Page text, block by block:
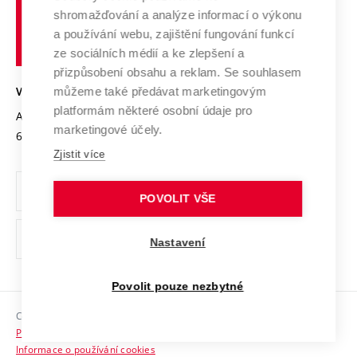
Výzkumné infrastruktury
Transfer znalostí
Open Science
Projekty
Projekty ze strukturálních fondů
Specifický výzkum
Služby univerzity
Mezinárodní dohody
Univerzitní sítě
Udržitelná univerzita
Podnikavá univerzita / ContriBUTe
Bezpečná univerzita
Vyznamenání
Organizační struktura
Ochrana osobních údajů
odkaz)
Sociální bezpečí
HR Award
učení
technické
VYSOKÉ UČENÍ TECHNICKÉ V BRNĚ
Antonínská 548/1
602 00 Brno
www.vut.cz
vut@vutbr.cz
Copyright © 2026 VUT
Prohlášení o přístupnosti
Informace o používání cookies
shromažďování a analýze informací o výkonu
a používání webu, zajištění fungování funkcí
ze sociálních médií a ke zlepšení a
přizpůsobení obsahu a reklam. Se souhlasem
můžeme také předávat marketingovým
platformám některé osobní údaje pro
marketingové účely.
Zjistit více
POVOLIT VŠE
Nastavení
Povolit pouze nezbytné